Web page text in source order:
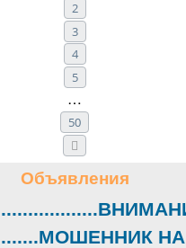
2
3
4
5
…
50
Объявления
НА